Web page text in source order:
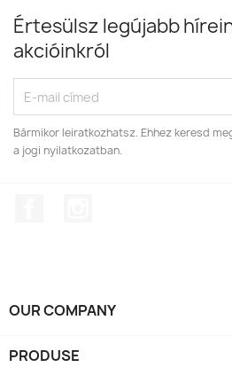
Értesülsz legújabb
akcióinkról
Bármikor leiratkozhatsz. Ehhez keresd
a jogi nyilatkozatban.
OUR COMPANY
PRODUSE